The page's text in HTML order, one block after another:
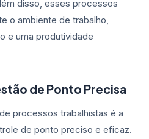
disso, esses processos
o ambiente de trabalho,
e uma produtividade
de Ponto Precisa
processos trabalhistas é a
de ponto preciso e eficaz.